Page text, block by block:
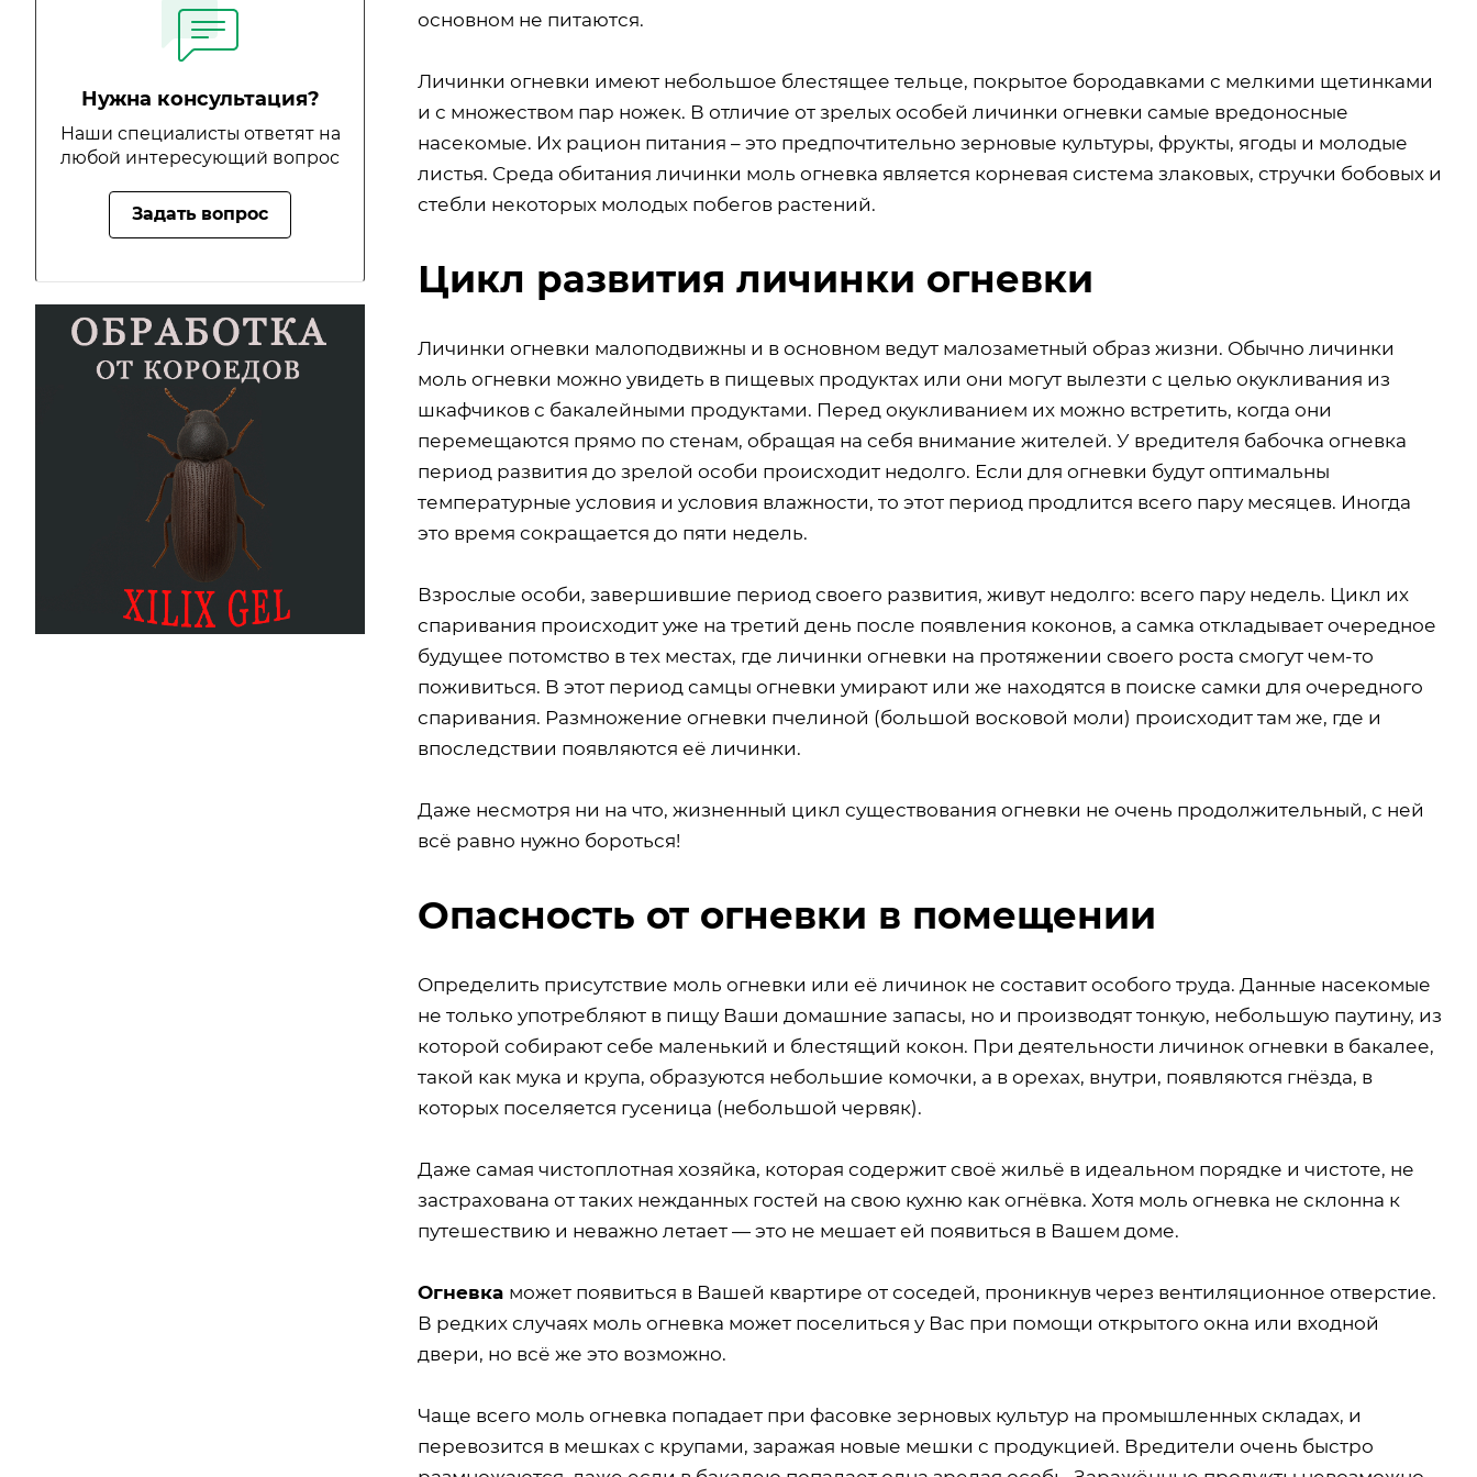
основном не питаются.
Личинки огневки имеют небольшое блестящее тельце, покрытое бородавками с мелкими щетинками
и с множеством пар ножек. В отличие от зрелых особей личинки огневки самые вредоносные
насекомые. Их рацион питания – это предпочтительно зерновые культуры, фрукты, ягоды и молодые
листья. Среда обитания личинки моль огневка является корневая система злаковых, стручки бобовых и
стебли некоторых молодых побегов растений.
Цикл развития личинки огневки
Личинки огневки малоподвижны и в основном ведут малозаметный образ жизни. Обычно личинки
моль огневки можно увидеть в пищевых продуктах или они могут вылезти с целью окукливания из
шкафчиков с бакалейными продуктами. Перед окукливанием их можно встретить, когда они
перемещаются прямо по стенам, обращая на себя внимание жителей. У вредителя бабочка огневка
период развития до зрелой особи происходит недолго. Если для огневки будут оптимальны
температурные условия и условия влажности, то этот период продлится всего пару месяцев. Иногда
это время сокращается до пяти недель.
Взрослые особи, завершившие период своего развития, живут недолго: всего пару недель. Цикл их
спаривания происходит уже на третий день после появления коконов, а самка откладывает очередное
будущее потомство в тех местах, где личинки огневки на протяжении своего роста смогут чем-то
поживиться. В этот период самцы огневки умирают или же находятся в поиске самки для очередного
спаривания. Размножение огневки пчелиной (большой восковой моли) происходит там же, где и
впоследствии появляются её личинки.
Даже несмотря ни на что, жизненный цикл существования огневки не очень продолжительный, с ней
всё равно нужно бороться!
Опасность от огневки в помещении
Определить присутствие моль огневки или её личинок не составит особого труда. Данные насекомые
не только употребляют в пищу Ваши домашние запасы, но и производят тонкую, небольшую паутину, из
которой собирают себе маленький и блестящий кокон. При деятельности личинок огневки в бакалее,
такой как мука и крупа, образуются небольшие комочки, а в орехах, внутри, появляются гнёзда, в
которых поселяется гусеница (небольшой червяк).
Даже самая чистоплотная хозяйка, которая содержит своё жильё в идеальном порядке и чистоте, не
застрахована от таких нежданных гостей на свою кухню как огнёвка. Хотя моль огневка не склонна к
путешествию и неважно летает — это не мешает ей появиться в Вашем доме.
Огневка может появиться в Вашей квартире от соседей, проникнув через вентиляционное отверстие.
В редких случаях моль огневка может поселиться у Вас при помощи открытого окна или входной
двери, но всё же это возможно.
Чаще всего моль огневка попадает при фасовке зерновых культур на промышленных складах, и
перевозится в мешках с крупами, заражая новые мешки с продукцией. Вредители очень быстро
Нужна консультация?
Наши специалисты ответят на
любой интересующий вопрос
Задать вопрос